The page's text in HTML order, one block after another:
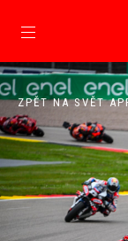
ZPĚT NA SVĚT